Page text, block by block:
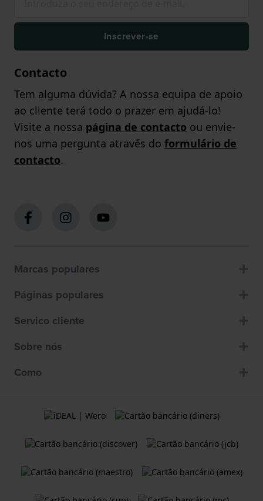
Inscrever-se
Contacto
Tem alguma dúvida? A nossa equipa de apoio
ao cliente terá todo o prazer em ajudá-lo!
Visite a nossa página de contacto ou envie-
nos uma pergunta através do formulário de
contacto.
Marcas populares
Páginas populares
Servico cliente
Sobre nós
Como